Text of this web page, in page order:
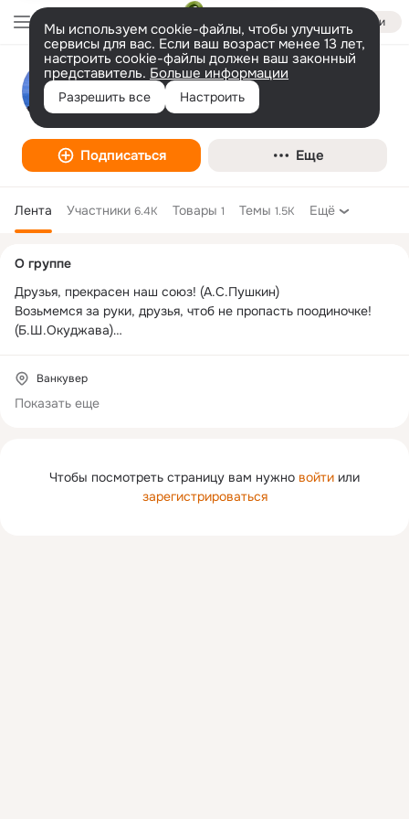
Войти
Мы используем cookie-файлы, чтобы улучшить
сервисы для вас. Если ваш возраст менее 13 лет,
настроить cookie-файлы должен ваш законный
представитель. Больше информации
Разрешить все Настроить
Голос Ванкувера
Город, регион
Подписаться Еще
Лента Участники 6.4K Товары 1 Темы 1.5K Ещё
Чтобы посмотреть страницу вам нужно войти или
зарегистрироваться
колонка
О группе
Друзья, прекрасен наш союз! (А.С.Пушкин)
Возьмемся за руки, друзья, чтоб не пропасть поодиночке!
(Б.Ш.Окуджава)
www.arbetov.com
Ванкувер
Показать еще